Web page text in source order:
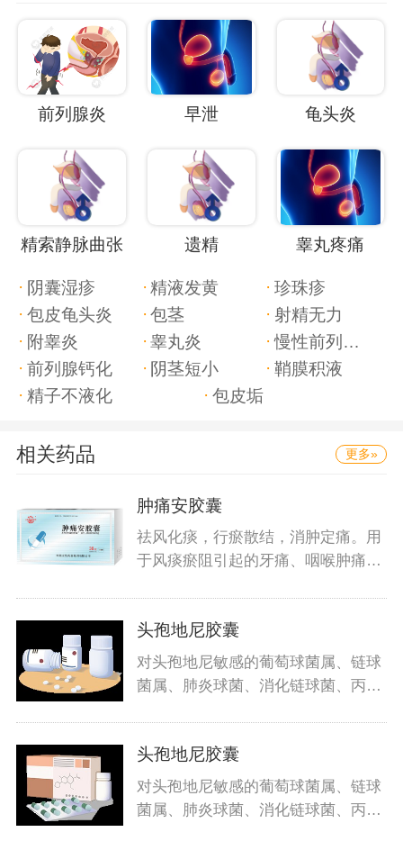
前列腺炎 早泄 龟头炎
精索静脉曲张 遗精 睾丸疼痛
阴囊湿疹 精液发黄
珍珠疹
包皮龟头炎
包茎
射精无力
附睾炎
睾丸炎
慢性前列腺炎
前列腺钙化
阴茎短小
鞘膜积液
精子不液化
包皮垢
相关药品 更多»
肿痛安胶囊
祛风化痰，行瘀散结，消肿定痛。用
于风痰瘀阻引起的牙痛、咽喉肿痛、
头孢地尼胶囊
对头孢地尼敏感的葡萄球菌属、链球
菌属、肺炎球菌、消化链球菌、丙酸
头孢地尼胶囊
对头孢地尼敏感的葡萄球菌属、链球
菌属、肺炎球菌、消化链球菌、丙酸